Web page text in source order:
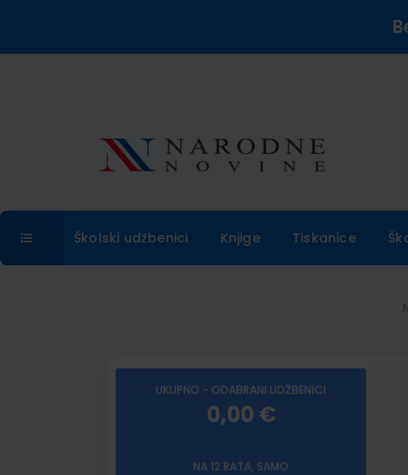
Školski udžbenici Knjige Tiskanice
UKUPNO - ODABRANI UDŽBENICI
0,00 €
NA 12 RATA, SAMO